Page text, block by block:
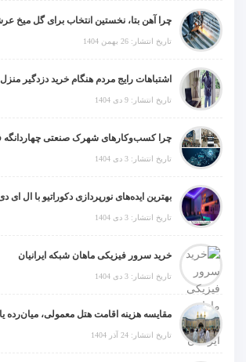
تاریخ انتشار: 26 بهمن 1404
اشتباهات رایج مردم هنگام خرید دزدگیر منزل
تاریخ انتشار: 9 دی 1404
تاریخ انتشار: 3 دی 1404
تاریخ انتشار: 3 دی 1404
خرید سرور فیزیکی ماهان شبکه ایرانیان
تاریخ انتشار: 3 دی 1404
تاریخ انتشار: 24 آذر 1404